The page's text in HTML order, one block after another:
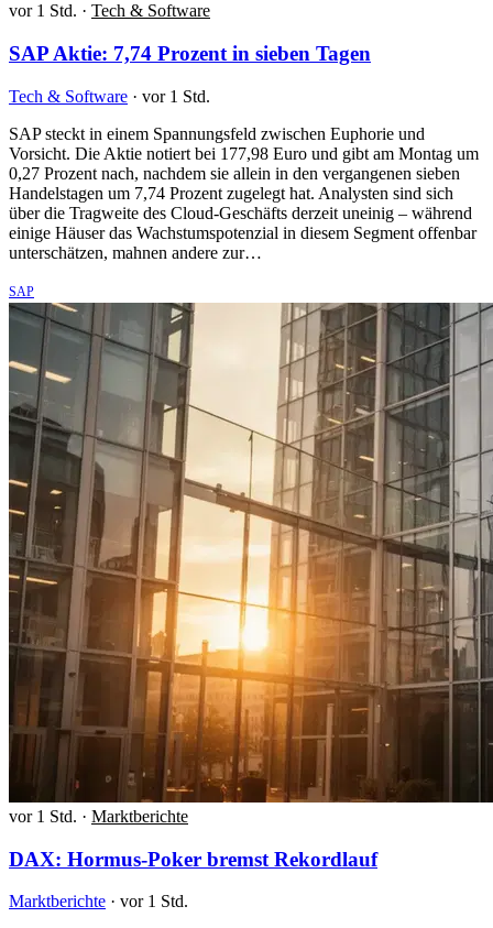
vor 1 Std. · Tech & Software
SAP Aktie: 7,74 Prozent in sieben Tagen
Tech & Software · vor 1 Std.
SAP steckt in einem Spannungsfeld zwischen Euphorie und
Vorsicht. Die Aktie notiert bei 177,98 Euro und gibt am Montag um
0,27 Prozent nach, nachdem sie allein in den vergangenen sieben
Handelstagen um 7,74 Prozent zugelegt hat. Analysten sind sich
über die Tragweite des Cloud-Geschäfts derzeit uneinig – während
einige Häuser das Wachstumspotenzial in diesem Segment offenbar
unterschätzen, mahnen andere zur…
SAP
vor 1 Std. · Marktberichte
DAX: Hormus-Poker bremst Rekordlauf
Marktberichte · vor 1 Std.